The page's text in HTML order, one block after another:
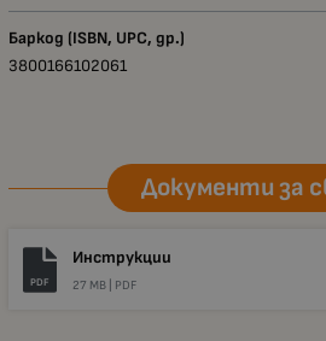
Баркод (ISBN, UPC, др.)
3800166102061
Документи за
PDF
Инструкции
27 MB | PDF